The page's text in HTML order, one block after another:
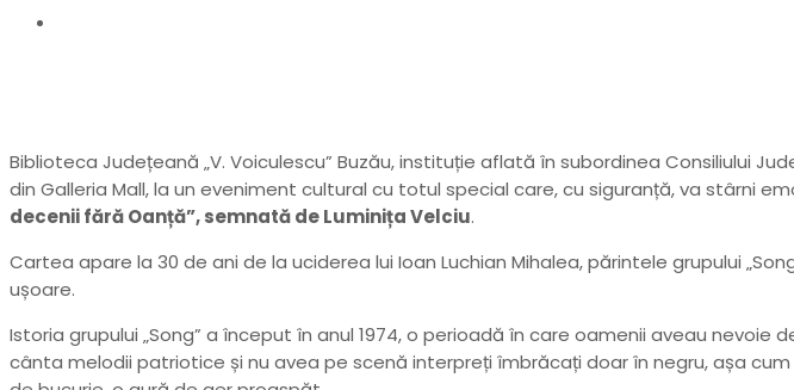
Biblioteca Județeană „V. Voiculescu” Buzău, instituție aflată în subordinea Consiliului
din Galleria Mall, la un eveniment cultural cu totul special care, cu siguranță, va stârni
decenii fără Oanță”, semnată de Luminița Velciu.
Cartea apare la 30 de ani de la uciderea lui Ioan Luchian Mihalea, părintele grupului
ușoare.
Istoria grupului „Song” a început în anul 1974, o perioadă în care oamenii aveau nevoie
cânta melodii patriotice și nu avea pe scenă interpreți îmbrăcați doar în negru, așa